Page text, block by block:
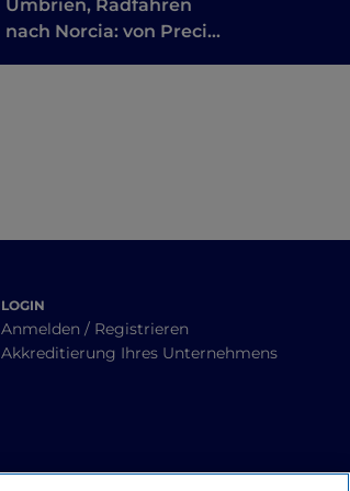
Umbrien, Radfahren
nach Norcia: von Preci
LOGIN
Anmelden / Registrieren
Akkreditierung Ihres Unternehmens